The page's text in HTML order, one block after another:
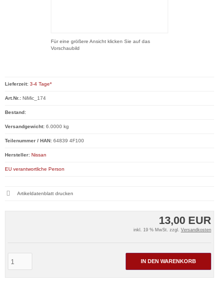
Für eine größere Ansicht klicken Sie auf das
Vorschaubild
13,00 EUR
inkl. 19 % MwSt. zzgl. Versandkosten
IN DEN WARENKORB
Lieferzeit: 3-4 Tage*
Art.Nr.: NiMic_174
Bestand:
Versandgewicht: 6.0000 kg
Teilenummer / HAN: 64839 4F100
Hersteller: Nissan
EU verantwortliche Person
Artikeldatenblatt drucken